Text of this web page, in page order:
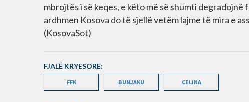
mbrojtës i së keqes, e këto më së shumti
ardhmen Kosova do të sjellë vetëm lajme të mira e
(KosovaSot)
FJALË KRYESORE:
FFK BUNJAKU CELINA